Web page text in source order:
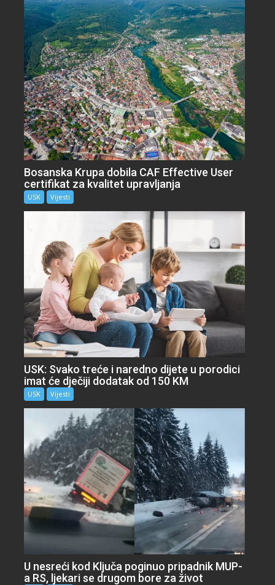
Bosanska Krupa dobila CAF Effective User
certifikat za kvalitet upravljanja
USK Vijesti
USK: Svako treće i naredno dijete u porodici
imat će dječiji dodatak od 150 KM
USK Vijesti
U nesreći kod Ključa poginuo pripadnik MUP-
a RS, ljekari se drugom bore za život